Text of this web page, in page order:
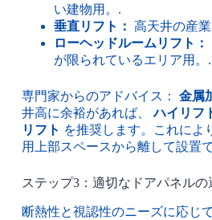
い建物用。.
垂直リフト： 高天井の産
ローヘッドルームリフト：
が限られているエリア用。.
専門家からのアドバイス： 金属
井高に余裕があれば、ハイリフ
リフト を推奨します。これによ
用上部スペースから離して設置
ステップ3：適切なドアパネルの
断熱性と視認性のニーズに応じ